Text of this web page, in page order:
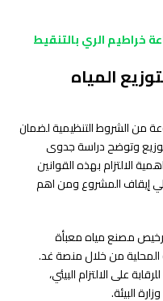
خراطيم الري بالتنقيط
المياه
من الشروط التنظيمية لضمان
وتوضح دراسة جدوى
الالتزام بهذه القوانين
إيقاف المشروع ومن اهم
مصنع مياه معبأة
المحلية من خلال منصة غد.
على الالتزام البيئي،
البيئة.